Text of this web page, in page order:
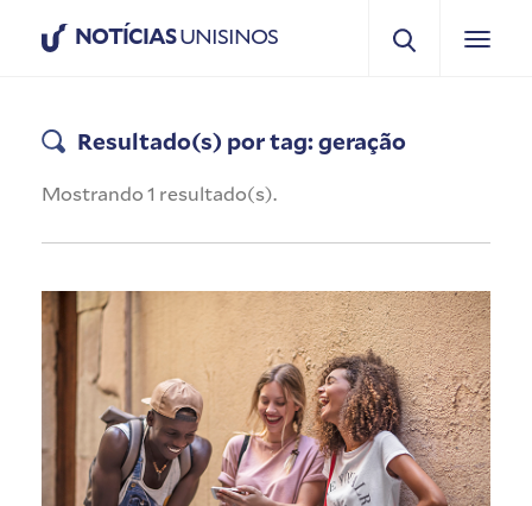
NOTÍCIASUNISINOS
Resultado(s) por tag: geração
Mostrando 1 resultado(s).